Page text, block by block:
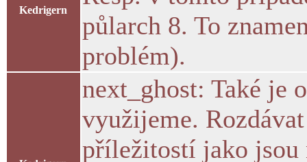
Kedrigern
půlarch 8. To
problém).
next_ghost: Také je
využijeme.
příležitostí jako jsou